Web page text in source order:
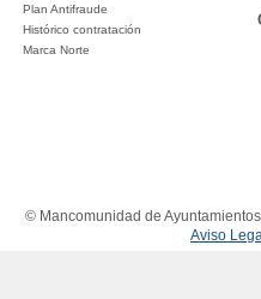
Plan Antifraude
Histórico contratación
Marca Norte
© Mancomunidad de
Aviso